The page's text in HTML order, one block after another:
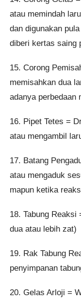
atau memindah
dan digunakan
diberi kertas saing
15. Corong
memisahkan dua
adanya perbedaan
16. Pipet Tetes =
atau mengambil
17. Batang
atau mengaduk
mapun ketika
18. Tabung Reaksi
dua atau lebih zat)
19. Rak Tabung
penyimpanan
20. Gelas Arloji =